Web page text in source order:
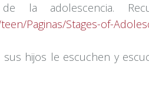
la adolescencia.
Paginas/Stages-of-
sus hijos le escuchen y